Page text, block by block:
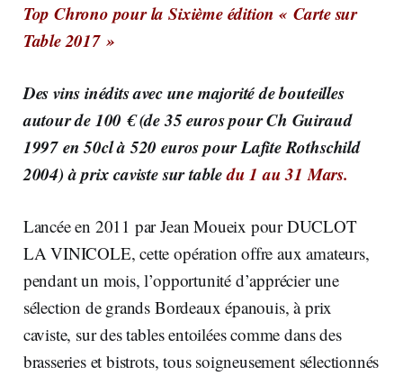
Top Chrono pour la Sixième édition « Carte sur
Table 2017 »
Des vins inédits avec une majorité de bouteilles
autour de 100 € (de 35 euros pour Ch Guiraud
1997 en 50cl à 520 euros pour Lafite Rothschild
2004) à prix caviste sur tabledu 1 au 31 Mars.
Lancée en 2011 par Jean Moueix pour DUCLOT
LA VINICOLE, cette opération offre aux amateurs,
pendant un mois, l’opportunité d’apprécier une
sélection de grands Bordeaux épanouis, à prix
caviste, sur des tables entoilées comme dans des
brasseries et bistrots, tous soigneusement sélectionnés